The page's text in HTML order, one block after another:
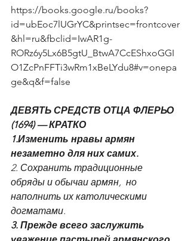
https://books.google.ru/books?
id=ubEoc7lUGrYC&printsec=frontcover
&hl=ru&fbclid=IwAR1g-
RORz6y5Lx6B5gtU_BtwA7CcEShxoGGI
O1ZcPnFFTi3wRm1xBeLYdu8#v=onepa
ge&q&f=false
ДЕВЯТЬ СРЕДСТВ ОТЦА ФЛЕРЬО
(1694) — КРАТКО
1.Изменить нравы армян
незаметно для них самих.
2. Сохранить традиционные
обряды и обычаи армян,  но
наполнить их католическими
догматами.
3. Прежде всего заслужить